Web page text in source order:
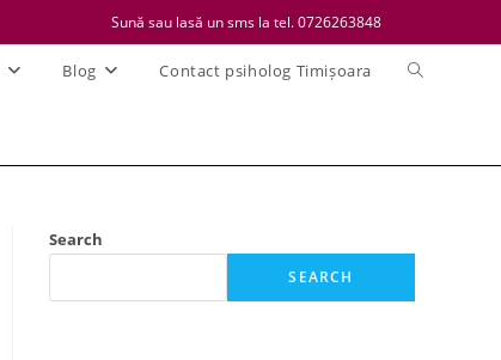
Sună sau lasă un sms la tel. 0726263848
Blog Contact psiholog Timișoara
Toggle
Search
SEARCH